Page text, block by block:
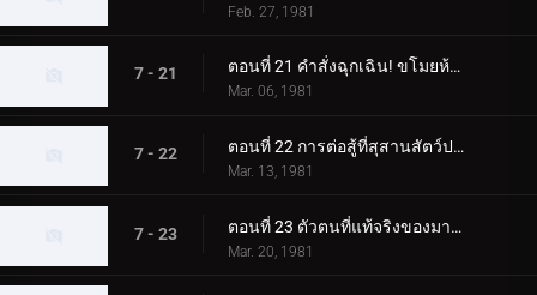
Feb. 27, 1981
7 - 21 ตอนที่ 21 คำสั่งฉุกเฉิน! ขโมยห้ามือ!!
Mar. 06, 1981
7 - 22 ตอนที่ 22 การต่อสู้ที่สุสานสัตว์ประหลาด! จุดจบของนายพลเมเกิร์ล
Mar. 13, 1981
7 - 23 ตอนที่ 23 ตัวตนที่แท้จริงของมาโครแห่งความหวาดกลัวจักรพรรดิอมตะ
Mar. 20, 1981